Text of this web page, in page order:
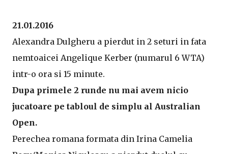
21.01.2016
Alexandra Dulgheru a pierdut in 2 seturi in fata
nemtoaicei Angelique Kerber (numarul 6 WTA)
intr-o ora si 15 minute.
Dupa primele 2 runde nu mai avem nicio
jucatoare pe tabloul de simplu al Australian
Open.
Perechea romana formata din Irina Camelia